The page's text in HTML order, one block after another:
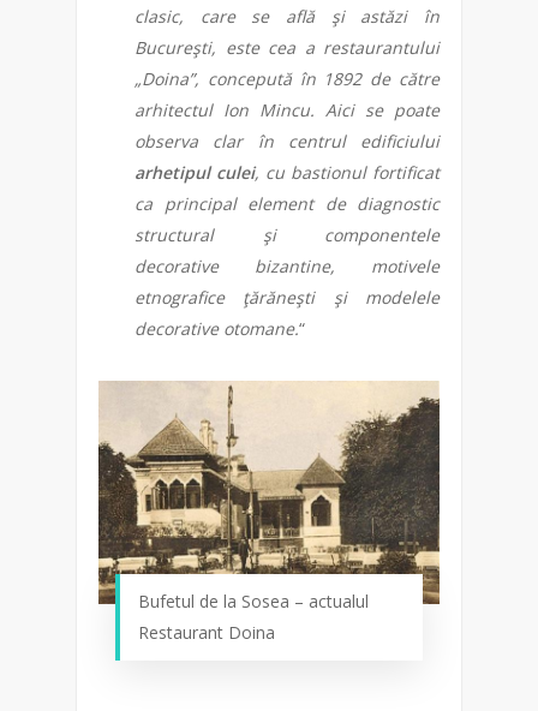
clasic, care se află şi astăzi în
Bucureşti, este cea a restaurantului
„Doina”, concepută în 1892 de către
arhitectul Ion Mincu. Aici se poate
observa clar în centrul edificiului
arhetipul culei, cu bastionul fortificat
ca principal element de diagnostic
structural şi componentele
decorative bizantine, motivele
etnografice ţărăneşti şi modelele
decorative otomane.“
Bufetul de la Sosea – actualul
Restaurant Doina